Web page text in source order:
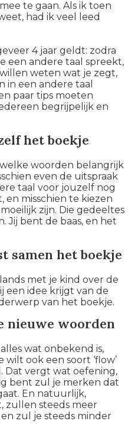
te gaan. Als ik toen
had ik veel leed
4 jaar geldt: zodra
een andere taal spreekt,
weten wat je zegt,
in een andere taal
paar tips moeten
begrijpelijk en
het boekje
woorden belangrijk
even de uitspraak
taal voor jouzelf nog
misschien te kiezen
zijn. Die gedeeltes
Jij bent de baas, en het
samen het boekje
met je kind over de
een idee krijgt van de
van het boekje.
nieuwe woorden
wat onbekend is,
ook een soort ‘flow’
Dat vergt wat oefening,
bent zul je merken dat
En natuurlijk,
zullen steeds meer
zul je steeds minder